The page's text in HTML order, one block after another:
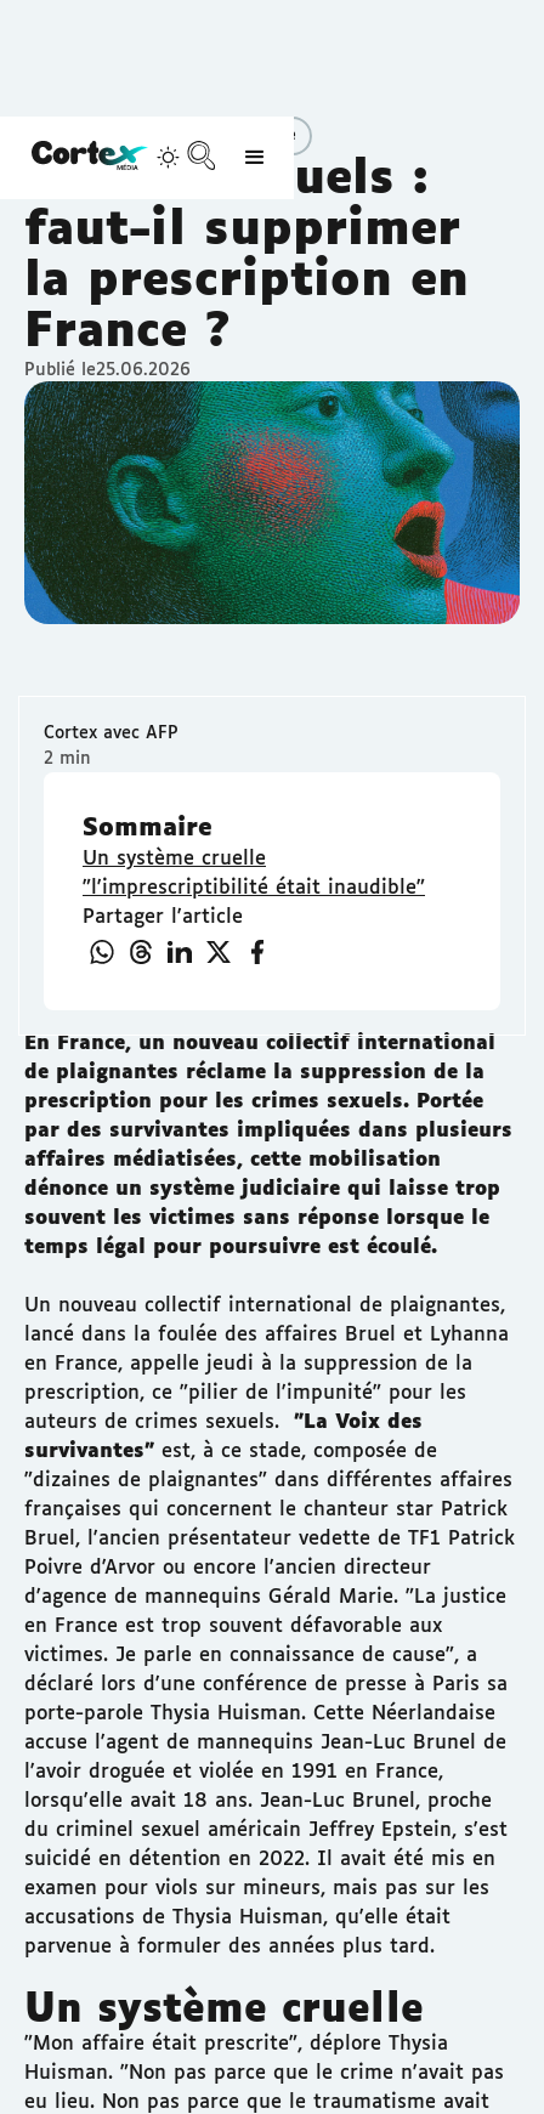
Vivre-ensemble
Crimes sexuels :
faut-il supprimer
la prescription en
France ?
Publié le25.06.2026
En France, un nouveau collectif international
de plaignantes réclame la suppression de la
prescription pour les crimes sexuels. Portée
par des survivantes impliquées dans plusieurs
affaires médiatisées, cette mobilisation
dénonce un système judiciaire qui laisse trop
souvent les victimes sans réponse lorsque le
temps légal pour poursuivre est écoulé.
Un nouveau collectif international de plaignantes,
lancé dans la foulée des affaires Bruel et Lyhanna
en France, appelle jeudi à la suppression de la
prescription, ce "pilier de l'impunité" pour les
auteurs de crimes sexuels. "La Voix des
survivantes" est, à ce stade, composée de
"dizaines de plaignantes" dans différentes affaires
françaises qui concernent le chanteur star Patrick
Bruel, l'ancien présentateur vedette de TF1 Patrick
Poivre d'Arvor ou encore l'ancien directeur
d'agence de mannequins Gérald Marie. "La justice
en France est trop souvent défavorable aux
victimes. Je parle en connaissance de cause", a
déclaré lors d'une conférence de presse à Paris sa
porte-parole Thysia Huisman. Cette Néerlandaise
accuse l'agent de mannequins Jean-Luc Brunel de
l'avoir droguée et violée en 1991 en France,
lorsqu'elle avait 18 ans. Jean-Luc Brunel, proche
du criminel sexuel américain Jeffrey Epstein, s'est
suicidé en détention en 2022. Il avait été mis en
examen pour viols sur mineurs, mais pas sur les
accusations de Thysia Huisman, qu'elle était
parvenue à formuler des années plus tard.
Un système cruelle
"Mon affaire était prescrite", déplore Thysia
Huisman. "Non pas parce que le crime n'avait pas
eu lieu. Non pas parce que le traumatisme avait
Cortex avec AFP
2 min
Sommaire
Un système cruelle
"l'imprescriptibilité était inaudible"
Partager l'article